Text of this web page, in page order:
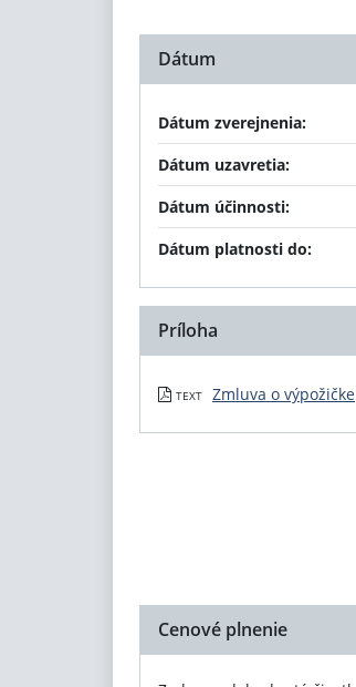
Dátum
Dátum zverejnenia:
Dátum uzavretia:
Dátum účinnosti:
Dátum platnosti do:
Príloha
TEXT Zmluva o výpožičke
Cenové plnenie